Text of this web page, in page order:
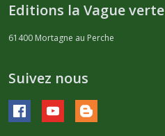
Editions la Vague verte
61400 Mortagne au Perche
Suivez nous